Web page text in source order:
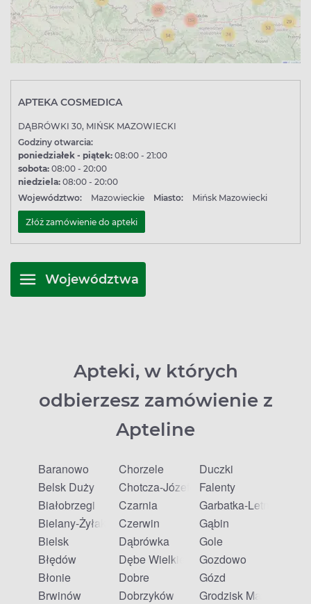
APTEKA COSMEDICA
DĄBRÓWKI 30, MIŃSK MAZOWIECKI
Godziny otwarcia:
poniedziałek - piątek: 08:00 - 21:00
sobota: 08:00 - 20:00
niedziela: 08:00 - 20:00
Województwo:
Mazowieckie Miasto: Mińsk Mazowiecki
Złóż zamówienie do apteki
Województwa
Apteki, w których
odbierzesz zamówienie z
Apteline
Baranowo
Belsk Duży
Białobrzegi
Bielany-Żyłaki
Bielsk
Błędów
Błonie
Brwinów
Chorzele
Chotcza-Józefów
Czarnia
Czerwin
Dąbrówka
Dębe Wielkie
Dobre
Dobrzyków
Duczki
Falenty
Garbatka-Letnisko
Gąbin
Gole
Gozdowo
Gózd
Grodzisk Mazowiecki